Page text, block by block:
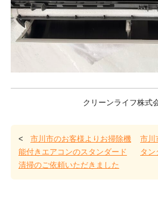
クリーンライフ株
< 市川市のお客様よりお掃除機
能付きエアコンのスタンダード
清掃のご依頼いただきました
市川
タン